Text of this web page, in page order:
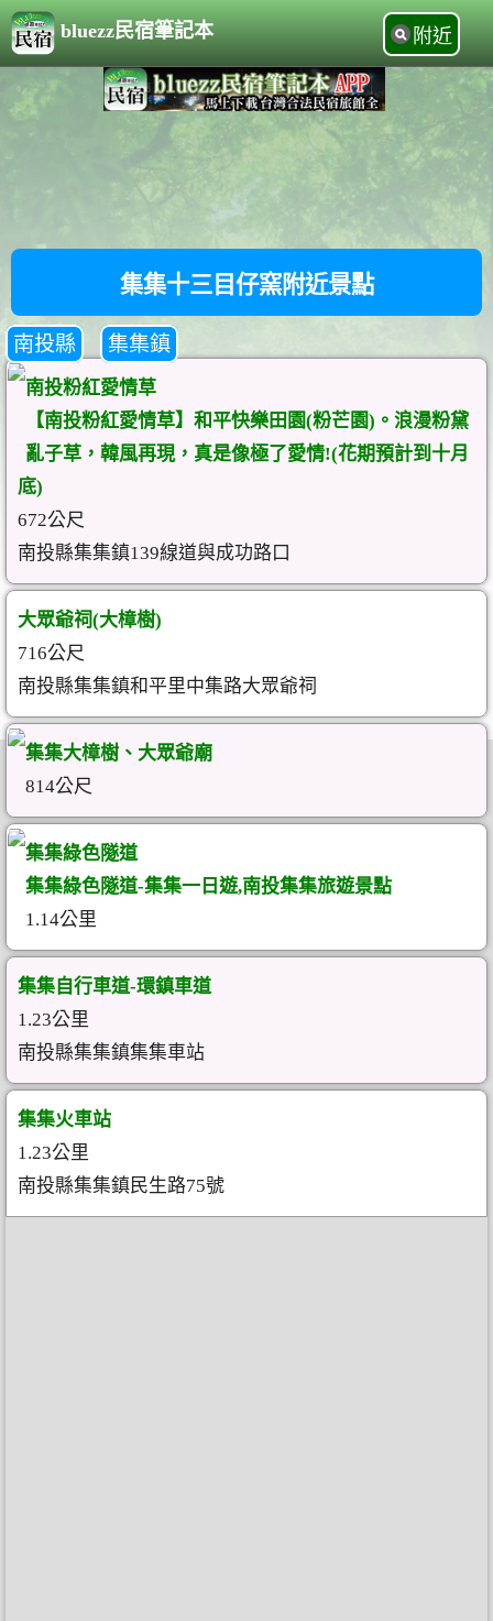
bluezz民宿筆記本 附近
集集十三目仔窯附近景點
南投縣 集集鎮
南投粉紅愛情草
【南投粉紅愛情草】和平快樂田園(粉芒園)。浪漫粉黛
亂子草，韓風再現，真是像極了愛情!(花期預計到十月
底)
672公尺
南投縣集集鎮139線道與成功路口
大眾爺祠(大樟樹)
716公尺
南投縣集集鎮和平里中集路大眾爺祠
集集大樟樹、大眾爺廟
814公尺
集集綠色隧道
集集綠色隧道-集集一日遊,南投集集旅遊景點
1.14公里
集集自行車道-環鎮車道
1.23公里
南投縣集集鎮集集車站
集集火車站
1.23公里
南投縣集集鎮民生路75號